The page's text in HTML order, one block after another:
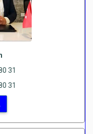
31
31